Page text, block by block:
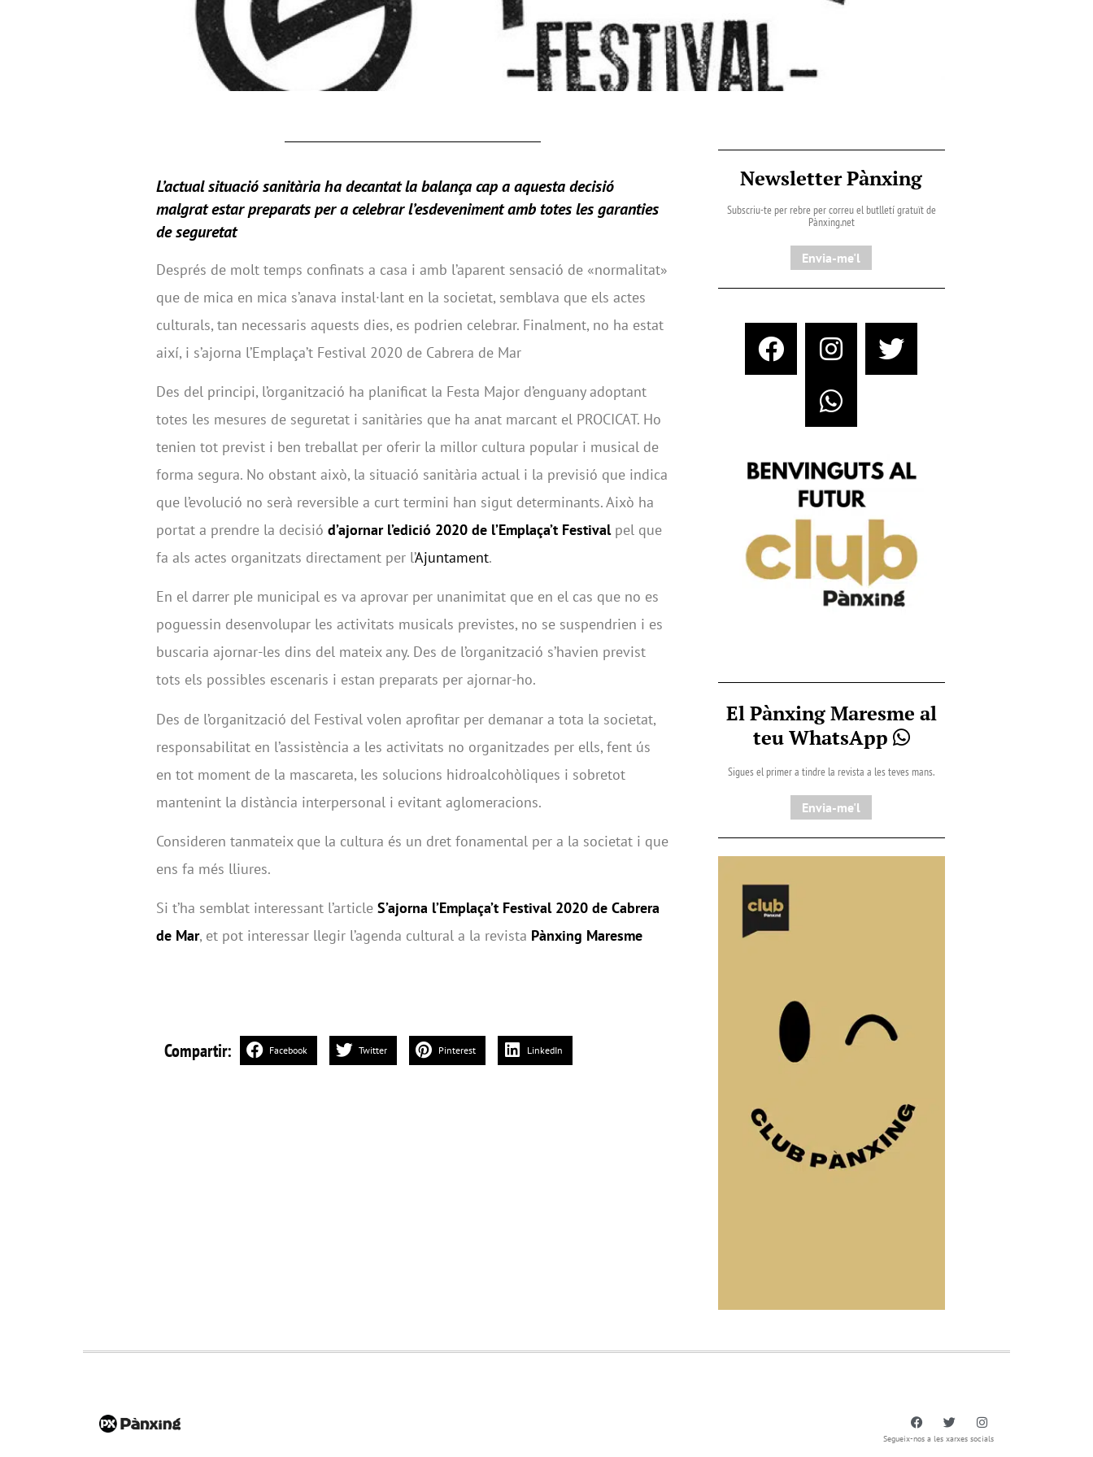
L’actual situació sanitària ha decantat la balança cap a aquesta decisió
malgrat estar preparats per a celebrar l’esdeveniment amb totes les garanties
de seguretat
Després de molt temps confinats a casa i amb l’aparent sensació de «normalitat»
que de mica en mica s’anava instal·lant en la societat, semblava que els actes
culturals, tan necessaris aquests dies, es podrien celebrar. Finalment, no ha estat
així, i s’ajorna l’Emplaça’t Festival 2020 de Cabrera de Mar
Des del principi, l’organització ha planificat la Festa Major d’enguany adoptant
totes les mesures de seguretat i sanitàries que ha anat marcant el PROCICAT. Ho
tenien tot previst i ben treballat per oferir la millor cultura popular i musical de
forma segura. No obstant això, la situació sanitària actual i la previsió que indica
que l’evolució no serà reversible a curt termini han sigut determinants. Això ha
portat a prendre la decisió d’ajornar l’edició 2020 de l’Emplaça’t Festivalpel que
fa als actes organitzats directament per l’Ajuntament.
En el darrer ple municipal es va aprovar per unanimitat que en el cas que no es
poguessin desenvolupar les activitats musicals previstes, no se suspendrien i es
buscaria ajornar-les dins del mateix any. Des de l’organització s’havien previst
tots els possibles escenaris i estan preparats per ajornar-ho.
Des de l’organització del Festival volen aprofitar per demanar a tota la societat,
responsabilitat en l’assistència a les activitats no organitzades per ells, fent ús
en tot moment de la mascareta, les solucions hidroalcohòliques i sobretot
mantenint la distància interpersonal i evitant aglomeracions.
Consideren tanmateix que la cultura és un dret fonamental per a la societat i que
ens fa més lliures.
Si t’ha semblat interessant l’article S’ajorna l’Emplaça’t Festival 2020 de Cabrera
de Mar, et pot interessar llegir l’agenda cultural a la revista Pànxing Maresme
Compartir: Facebook Twitter Pinterest LinkedIn
Newsletter Pànxing
Subscriu-te per rebre per correu el butlletí gratuït de
Pànxing.net​
Envia-me'l
El Pànxing Maresme al
teu WhatsApp
Sigues el primer a tindre la revista a les teves mans.
Envia-me'l
Segueix-nos a les xarxes socials